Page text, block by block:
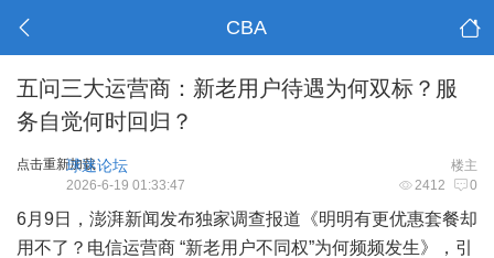
CBA
五问三大运营商：新老用户待遇为何双标？服
务自觉何时回归？
点击重新加载 楼主
球迷论坛
2412 0
2026-6-19 01:33:47
6月9日，澎湃新闻发布独家调查报道《明明有更优惠套餐却
用不了？电信运营商 “新老用户不同权”为何频频发生》，引